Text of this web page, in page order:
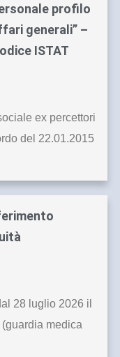
profilo
generali” –
ISTAT
ex percettori
del 22.01.2015
28 luglio 2026 il
medica